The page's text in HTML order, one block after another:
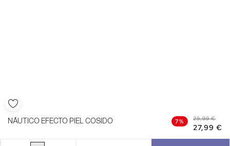
NÁUTICO EFECTO PIEL COSIDO 7% 29,99 €
27,99 €